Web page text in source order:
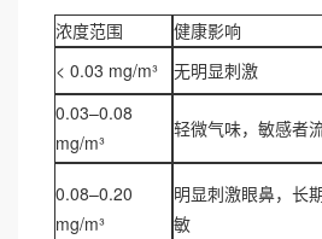
浓度范围
健康影响
< 0.03 mg/m³
无明显刺激
0.03–0.08
mg/m³
轻微气味，敏感者
0.08–0.20
mg/m³
明显刺激眼鼻，长
敏